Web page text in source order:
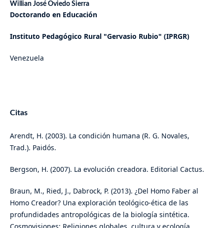
Willian José Oviedo Sierra
Doctorando en Educación
Instituto Pedagógico Rural "Gervasio Rubio" (IPRGR)
Venezuela
Citas
Arendt, H. (2003). La condición humana (R. G. Novales,
Trad.). Paidós.
Bergson, H. (2007). La evolución creadora. Editorial Cactus.
Braun, M., Ried, J., Dabrock, P. (2013). ¿Del Homo Faber al
Homo Creador? Una exploración teológico-ética de las
profundidades antropológicas de la biología sintética.